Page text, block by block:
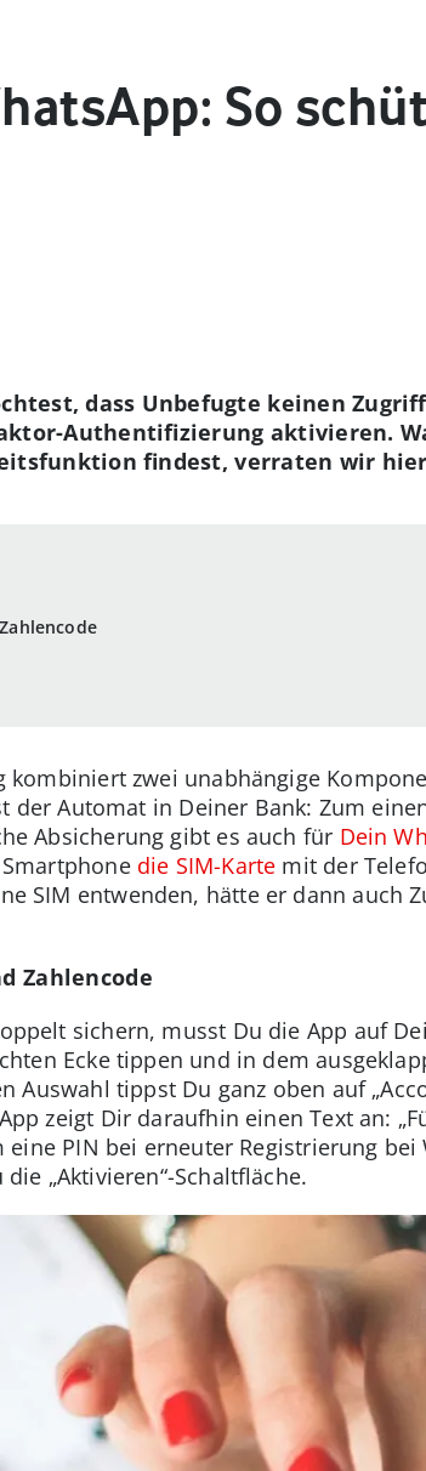
So
dass Unbefugte keinen
Authentifizierung aktivieren.
findest, verraten wir
kombiniert zwei unabhängige
der Automat in Deiner Bank: Zum
Absicherung gibt es auch für Dein
die SIM-Karte mit der
SIM entwenden, hätte er dann auch
Zahlencode
sichern, musst Du die App auf
Ecke tippen und in dem
Auswahl tippst Du ganz oben auf
zeigt Dir daraufhin einen Text an:
PIN bei erneuter Registrierung
„Aktivieren“-Schaltfläche.